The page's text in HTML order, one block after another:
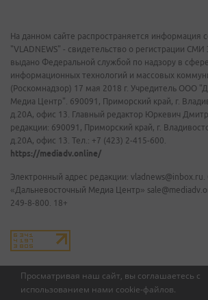
Просматривая наш сайт, вы соглашаетесь с
использованием нами cookie-файлов.
На данном сайте распространяется информация
"VLADNEWS" - свидетельство о регистрации
выдано Федеральной службой по надзору в
информационных технологий и массовых
(Роскомнадзор) 17 мая 2018 г. Учредитель ООО
Медиа Центр". 690091, Приморский край, г.
д.20А, офис 13. Главный редактор Юркевич
редакции: 690091, Приморский край, г.
д.20А, офис 13. Тел.: +7 (423) 2-415-600.
https://mediadv.online/
Электронный адрес редакции:
«Дальневосточный Медиа Центр»
249-8-800. 18+